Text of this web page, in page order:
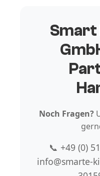
Smart
Noch Fragen?
📞 +49 (0)
info@smarte-